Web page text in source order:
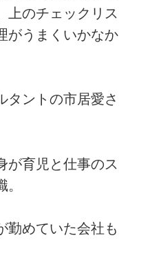
上のチェックリス
がうまくいかなか
タントの市居愛さ
が育児と仕事のス
勤めていた会社も